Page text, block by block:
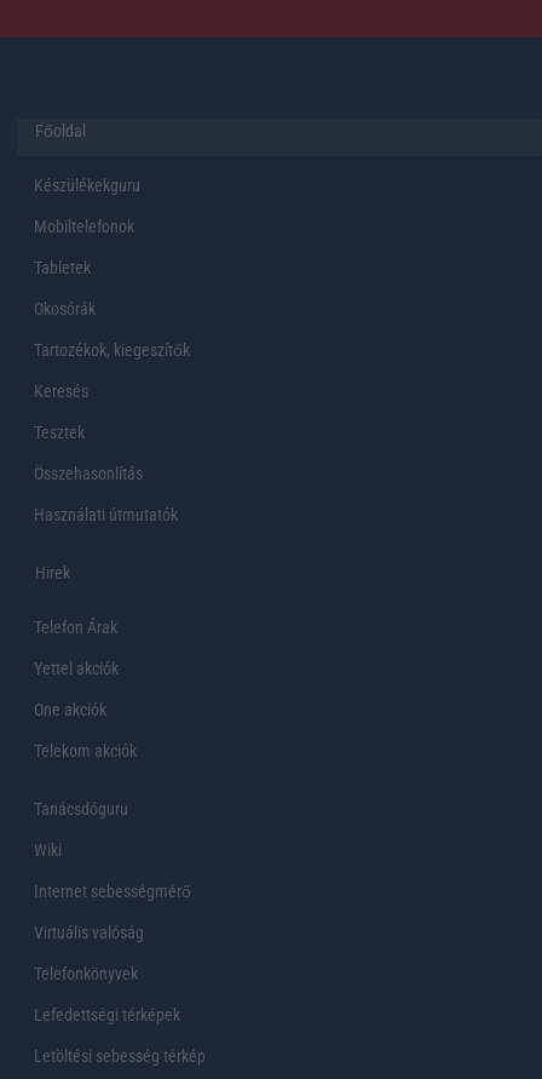
Főoldal
Készülékekguru
Mobiltelefonok
Tabletek
Okosórák
Tartozékok, kiegeszítők
Keresés
Tesztek
Összehasonlítás
Használati útmutatók
Hirek
Telefon Árak
Yettel akciók
One akciók
Telekom akciók
Tanácsdóguru
Wiki
Internet sebességmérő
Virtuális valóság
Telefonkönyvek
Lefedettségi térképek
Letöltési sebesség térkép